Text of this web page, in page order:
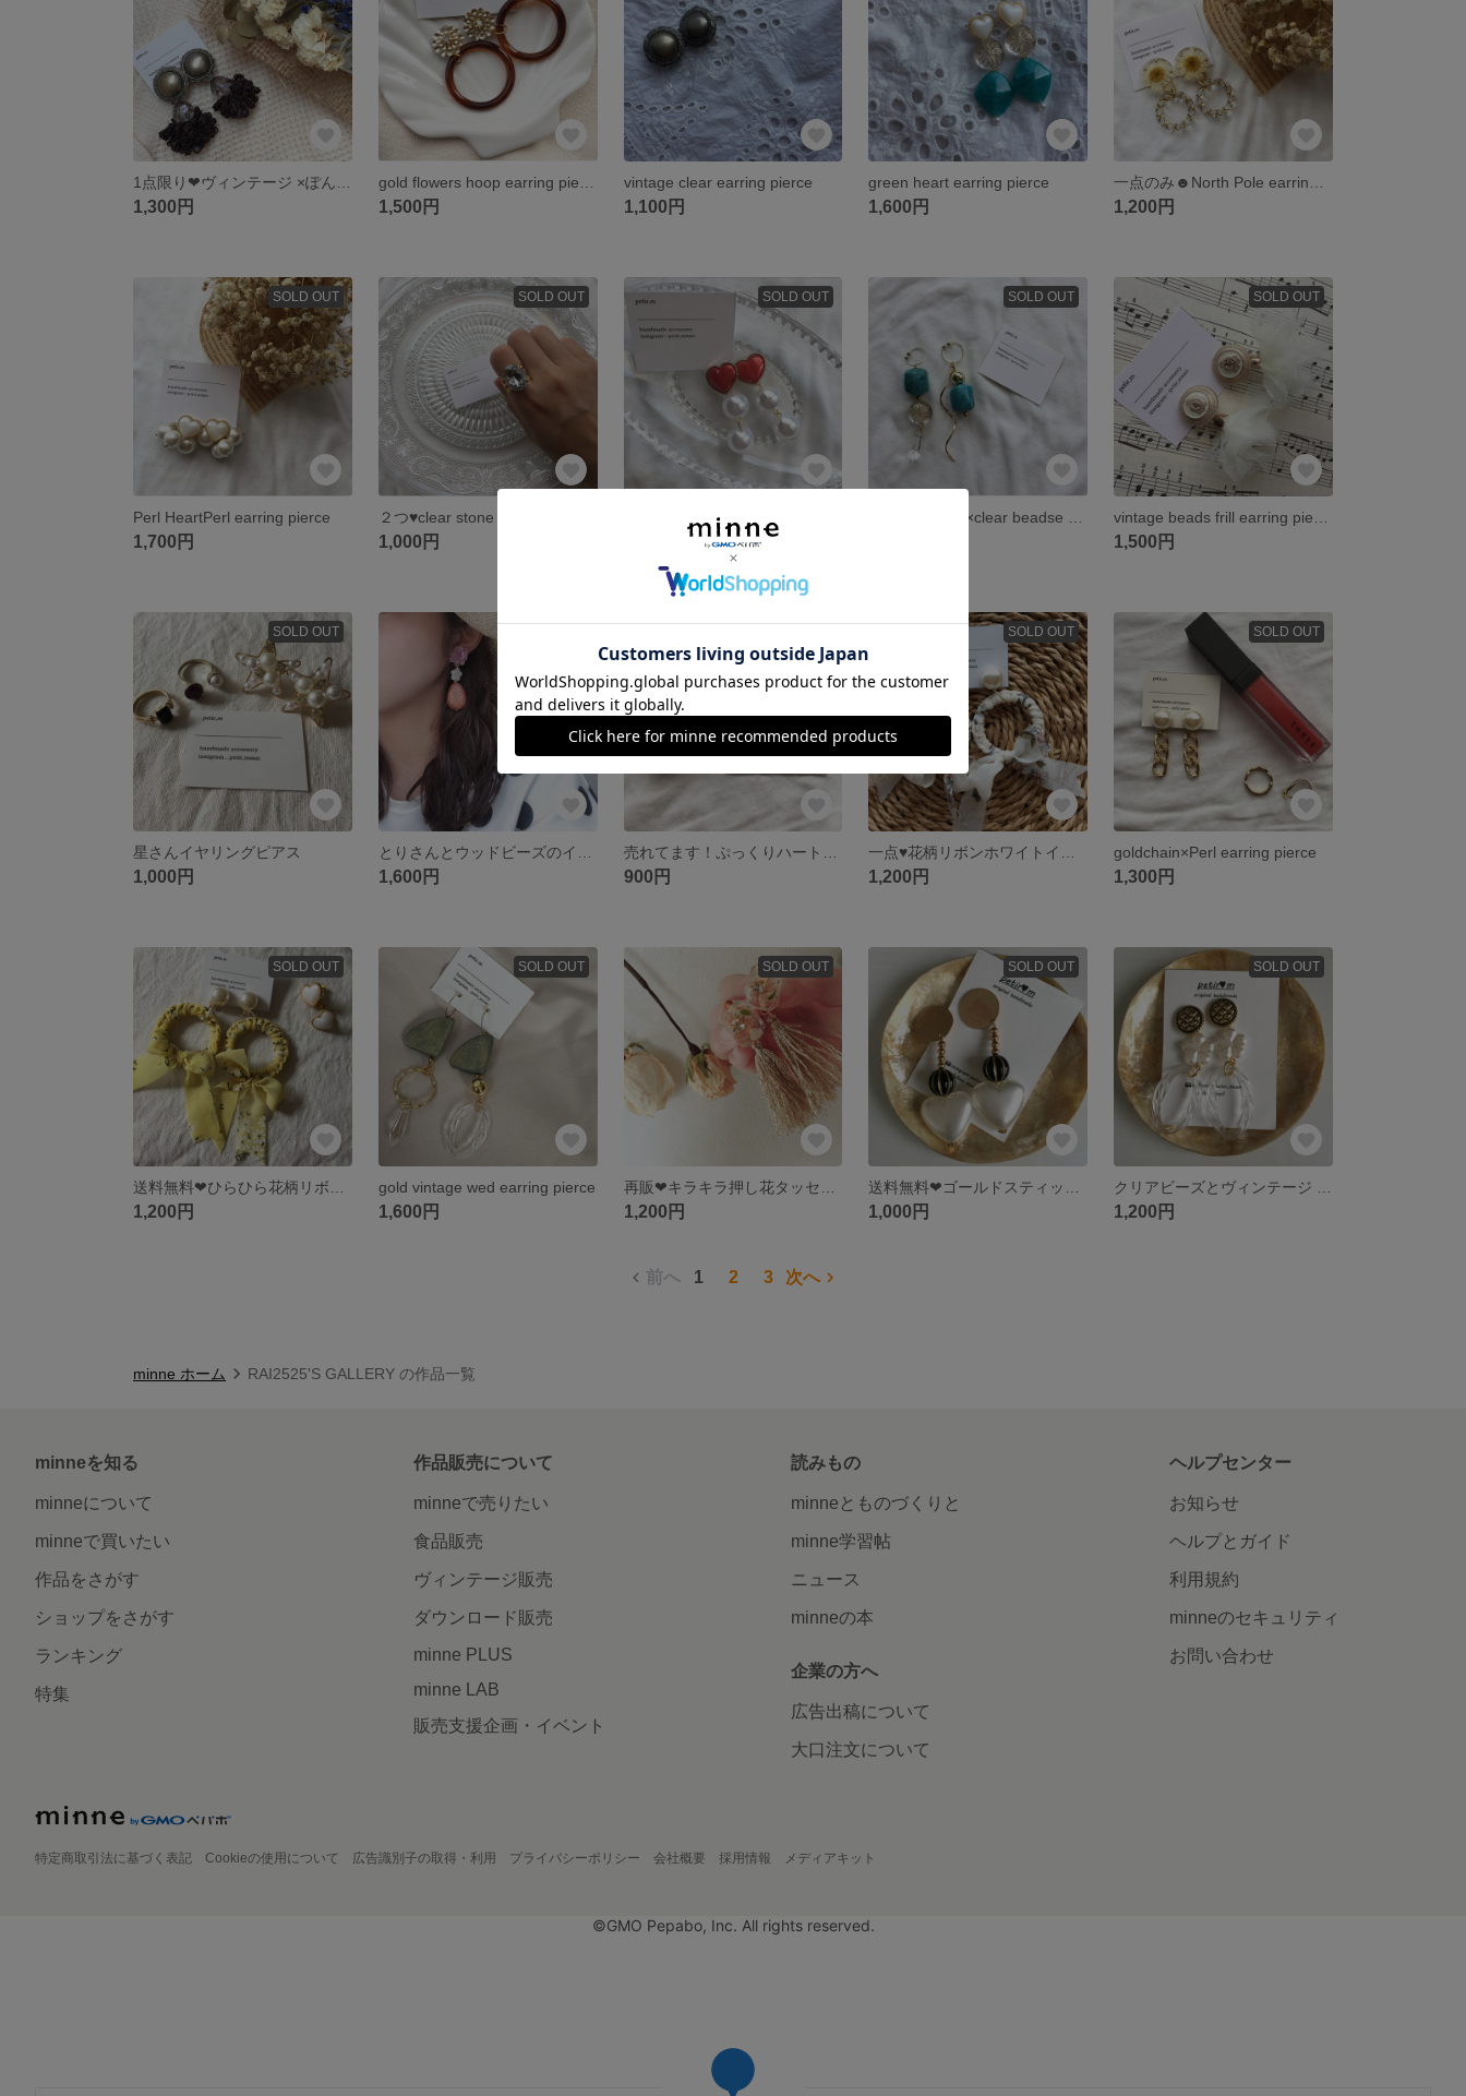
1,300円 1,500円
vintage clear earring pierce
1,100円
green heart earring pierce
1,600円 1,200円
SOLD OUT
Perl HeartPerl earring pierce
1,700円
SOLD OUT
２つ♥clear stone ring
1,000円
SOLD OUT SOLD OUT SOLD OUT
1,500円
SOLD OUT
星さんイヤリングピアス
1,000円 1,600円 900円
SOLD OUT
1,200円
SOLD OUT
goldchain×Perl earring pierce
1,300円
SOLD OUT
1,200円
SOLD OUT
gold vintage wed earring pierce
1,600円
SOLD OUT
1,200円
SOLD OUT
1,000円
SOLD OUT
1,200円
前へ 1 2 3 次へ
minne ホーム RAI2525'S GALLERY の作品一覧
minneを知る
minneについて
minneで買いたい
作品をさがす
ショップをさがす
ランキング
特集
作品販売について
minneで売りたい
食品販売
ヴィンテージ販売
ダウンロード販売
minne PLUS
minne LAB
販売支援企画・イベント
読みもの
minneとものづくりと
minne学習帖
ニュース
minneの本
企業の方へ
広告出稿について
大口注文について
ヘルプセンター
お知らせ
ヘルプとガイド
利用規約
minneのセキュリティ
お問い合わせ
特定商取引法に基づく表記 Cookieの使用について 広告識別子の取得・利用 プライバシーポリシー 会社概要 採用情報 メディアキット
©GMO Pepabo, Inc. All rights reserved.